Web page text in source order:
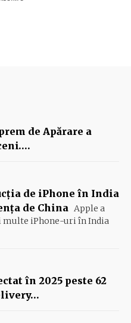
de Apărare a
de iPhone în India
de China Apple a
multe iPhone-uri în India
în 2025 peste 62